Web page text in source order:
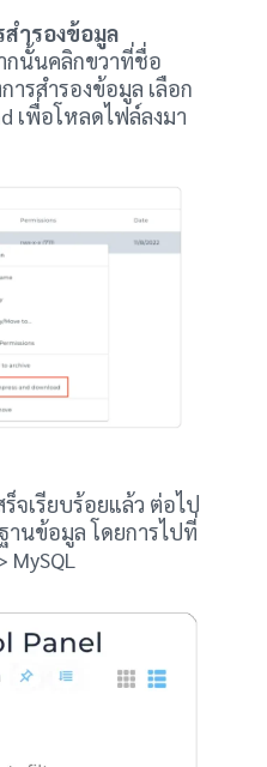
สำรองข้อมูล
กนั้นคลิกขวาที่ชื่อ
ารสำรองข้อมูล เลือก
เพื่อโหลดไฟล์ลงมา
จเรียบร้อยแล้ว ต่อไป
านข้อมูล โดยการไปที่
MySQL